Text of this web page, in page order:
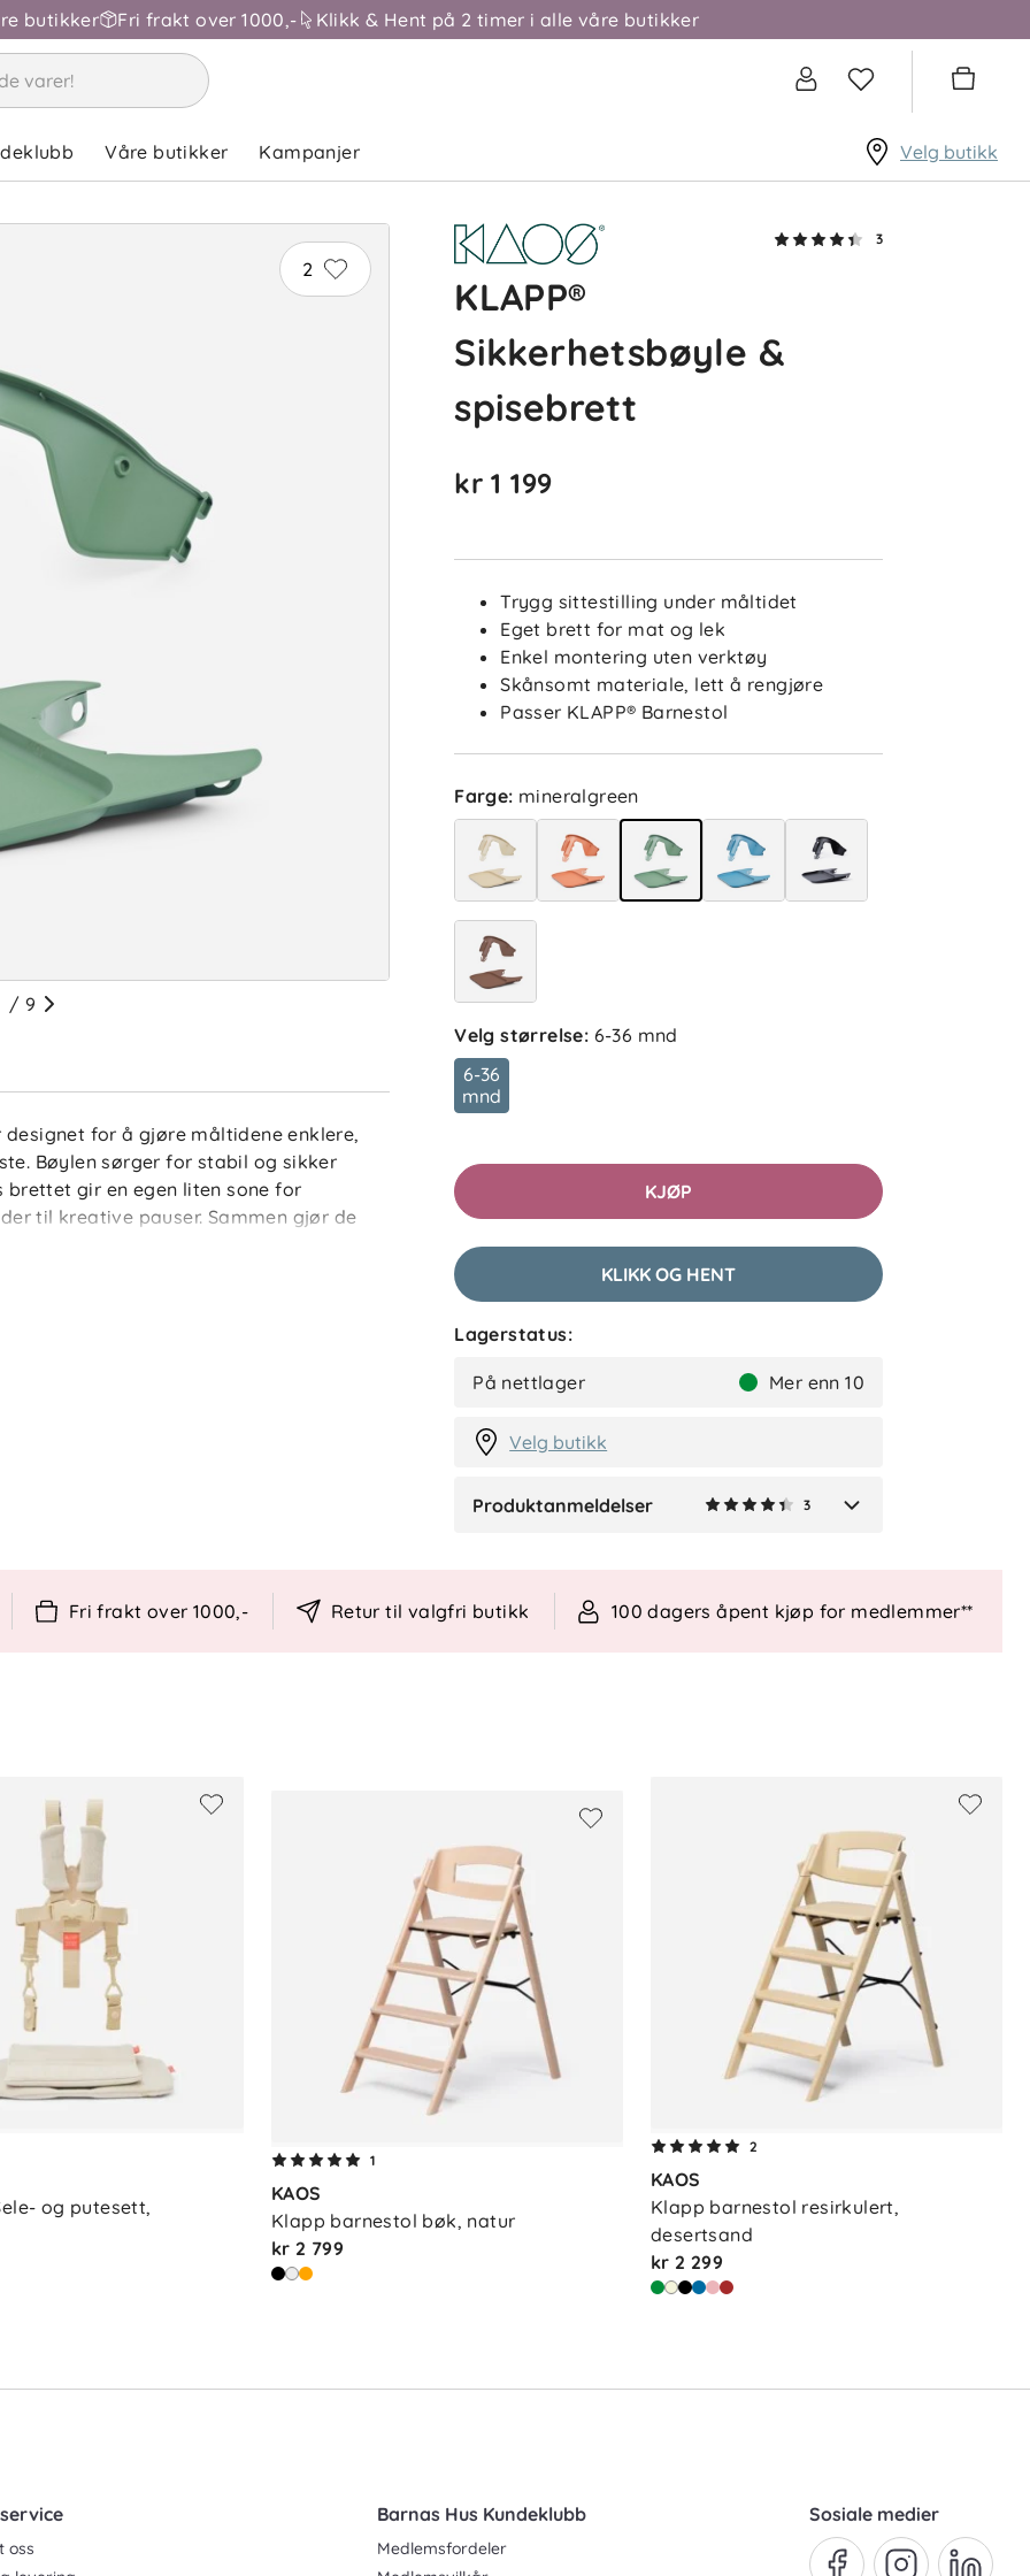
butikker Fri frakt over 1000,- Klikk & Hent på 2 timer i alle våre butikker
Våre butikker Kampanjer Velg butikk
2
/ 9
designet for å gjøre måltidene enklere,
Bøylen sørger for stabil og sikker
gir en egen liten sone for
til kreative pauser. Sammen gjør de
3
KLAPP®
Sikkerhetsbøyle &
spisebrett
kr 1 199
Trygg sittestilling under måltidet
Eget brett for mat og lek
Enkel montering uten verktøy
Skånsomt materiale, lett å rengjøre
Passer KLAPP® Barnestol
Farge: mineralgreen
Velg størrelse: 6-36 mnd
6-36
mnd
KJØP
KLIKK OG HENT
Lagerstatus:
På nettlager Mer enn 10
Velg butikk
Produktanmeldelser 3
4.3
basert på 3 anmeldelser
4
Anmeldelser (3)
Sorter etter Filtrer etter
I
2 uker siden
M
Fri frakt over 1000,- Retur til valgfri butikk 100 dagers åpent kjøp for medlemmer**
og putesett,
1
KAOS
Klapp barnestol bøk, natur
kr 2 799
2
KAOS
Klapp barnestol resirkulert,
desertsand
kr 2 299
oss
Barnas Hus Kundeklubb
Medlemsfordeler
Sosiale medier